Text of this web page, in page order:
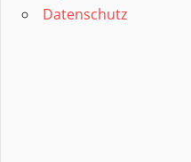
Datenschutz